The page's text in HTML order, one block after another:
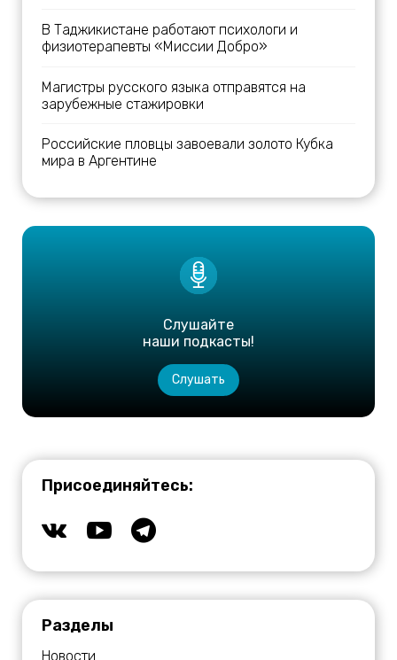
В Таджикистане работают психологи и
физиотерапевты «Миссии Добро»
Магистры русского языка отправятся на
зарубежные стажировки
Российские пловцы завоевали золото Кубка
мира в Аргентине
Слушайте
наши подкасты!
Слушать
Присоединяйтесь:
Разделы
Новости